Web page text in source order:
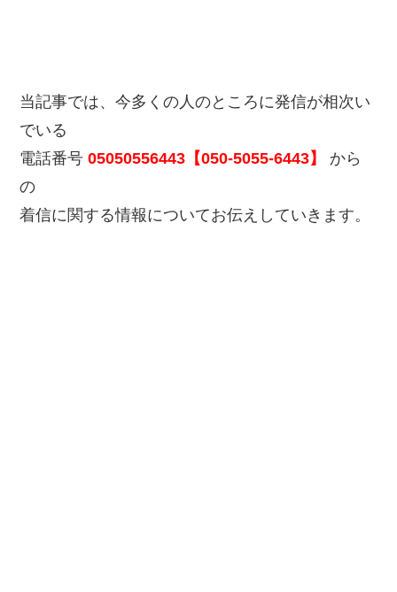
当記事では、今多くの人のところに発信が相次い
でいる
電話番号05050556443【050-5055-6443】
から
の
着信に関する情報についてお伝えしていきます。